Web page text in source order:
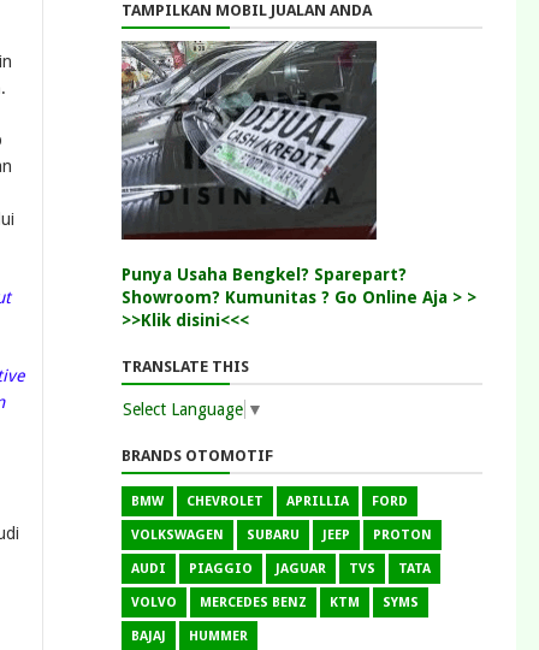
TAMPILKAN MOBIL JUALAN ANDA
Punya Usaha Bengkel? Sparepart?
Showroom? Kumunitas ? Go Online Aja > >
>>Klik disini<<<
TRANSLATE THIS
Select Language ▼
BRANDS OTOMOTIF
BMW CHEVROLET APRILLIA FORD
VOLKSWAGEN SUBARU JEEP PROTON
AUDI PIAGGIO JAGUAR TVS TATA
VOLVO MERCEDES BENZ KTM SYMS
BAJAJ HUMMER